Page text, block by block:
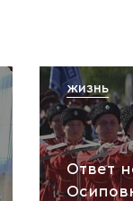
Ответ
ЖИЗНЬ